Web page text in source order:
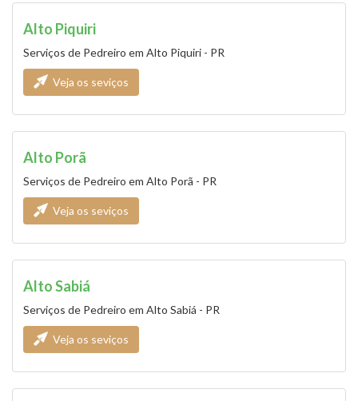
Alto Piquiri
Serviços de Pedreiro em Alto Piquiri - PR
Veja os seviços
Alto Porã
Serviços de Pedreiro em Alto Porã - PR
Veja os seviços
Alto Sabiá
Serviços de Pedreiro em Alto Sabiá - PR
Veja os seviços